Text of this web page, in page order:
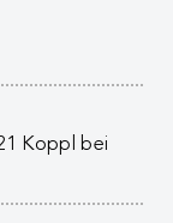
Koppl bei